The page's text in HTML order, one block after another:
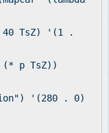
TsZ) '(1 .
p TsZ))
'(280 . 0)